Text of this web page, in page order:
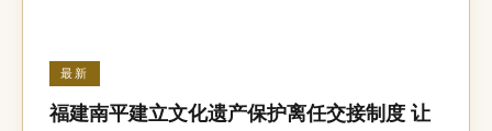
最新
福建南平建立文化遗产保护离任交接制度 让